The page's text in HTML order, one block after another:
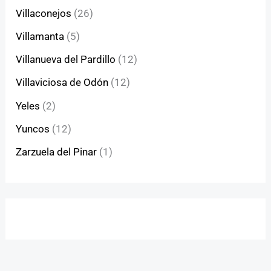
Villaconejos (26)
Villamanta (5)
Villanueva del Pardillo (12)
Villaviciosa de Odón (12)
Yeles (2)
Yuncos (12)
Zarzuela del Pinar (1)